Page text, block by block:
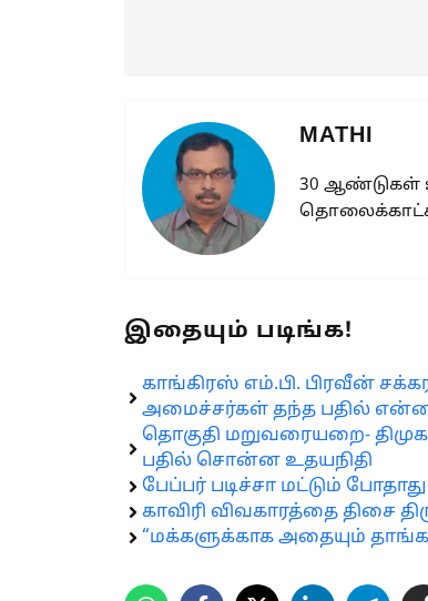
MATHI
30 ஆண்டுகள்
இதையும் படிங்க!
காங்கிரஸ் எம்.பி. பிரவீன்
அமைச்சர்கள் தந்த பதில்
தொகுதி மறுவரையறை-
பதில் சொன்ன உதயநிதி
பேப்பர் படிச்சா மட்டும்
காவிரி விவகாரத்தை திசை
“மக்களுக்காக அதையும் தாங்க